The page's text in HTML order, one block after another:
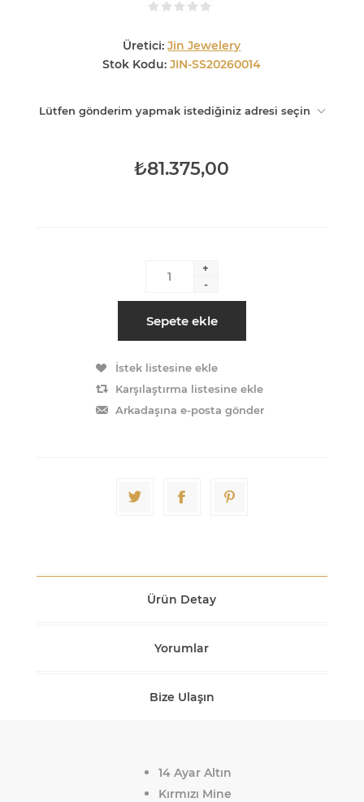
Üretici: Jin Jewelery
Stok Kodu: JIN-SS20260014
Lütfen gönderim yapmak istediğiniz adresi seçin
₺81.375,00
+
-
Sepete ekle
İstek listesine ekle
Karşılaştırma listesine ekle
Arkadaşına e-posta gönder
Ürün Detay
Yorumlar
Bize Ulaşın
14 Ayar Altın
Kırmızı Mine